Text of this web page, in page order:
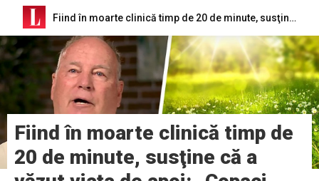
Fiind în moarte clinică timp de 20 de minute, susţine că a văzut viaţa de apoi: „Copaci înalţi şi întinderi de flori, dar încă nu-mi sosise timpul”
Fiind în moarte clinică timp de
20 de minute, susţine că a